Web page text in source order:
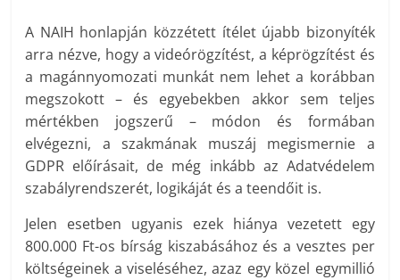
A NAIH honlapján közzétett ítélet újabb bizonyíték
arra nézve, hogy a videórögzítést, a képrögzítést és
a magánnyomozati munkát nem lehet a korábban
megszokott – és egyebekben akkor sem teljes
mértékben jogszerű – módon és formában
elvégezni, a szakmának muszáj megismernie a
GDPR előírásait, de még inkább az Adatvédelem
szabályrendszerét, logikáját és a teendőit is.
Jelen esetben ugyanis ezek hiánya vezetett egy
800.000 Ft-os bírság kiszabásához és a vesztes per
költségeinek a viseléséhez, azaz egy közel egymillió